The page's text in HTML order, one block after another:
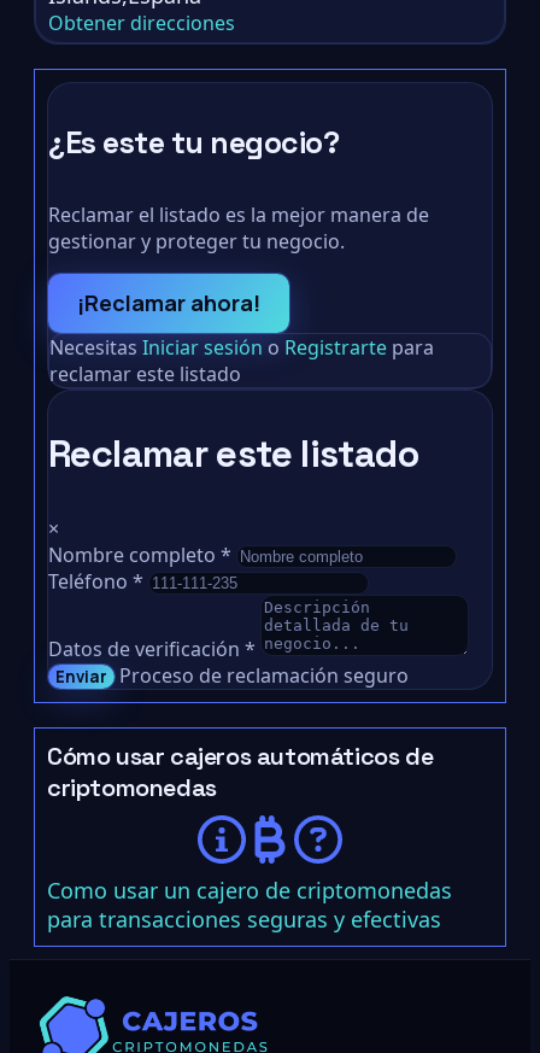
Obtener direcciones
¿Es este tu negocio?
Reclamar el listado es la mejor manera de
gestionar y proteger tu negocio.
¡Reclamar ahora!
Necesitas Iniciar sesión o Registrarte para
reclamar este listado
Reclamar este listado
×
Nombre completo *
Teléfono *
Datos de verificación *
Enviar Proceso de reclamación seguro
Cómo usar cajeros automáticos de
criptomonedas
Como usar un cajero de criptomonedas
para transacciones seguras y efectivas